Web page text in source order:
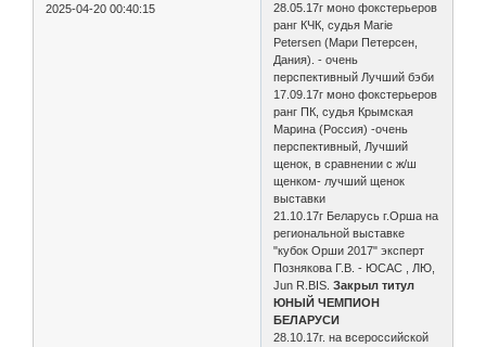
2025-04-20 00:40:15
28.05.17г моно фокстерьеров
ранг КЧК, судья Marie
Petersen (Мари Петерсен,
Дания). - очень
перспективный Лучший бэби
17.09.17г моно фокстерьеров
ранг ПК, судья Крымская
Марина (Россия) -очень
перспективный, Лучший
щенок, в сравнении с ж/ш
щенком- лучший щенок
выставки
21.10.17г Беларусь г.Орша на
региональной выставке
"кубок Орши 2017" эксперт
Познякова Г.В. - ЮСАС , ЛЮ,
Jun R.BIS.Закрыл титул
ЮНЫЙ ЧЕМПИОН
БЕЛАРУСИ
28.10.17г. на всероссийской